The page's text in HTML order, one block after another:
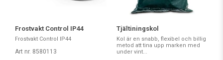
Frostvakt Control IP44
Frostvakt Control IP44
Art nr. 8580113
Tjältiningskol
Kol är en snabb, flexibel och billig
metod att tina upp marken med
under vint...